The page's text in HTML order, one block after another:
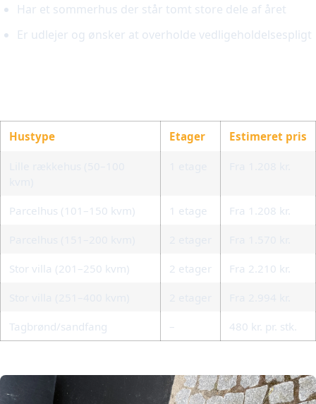
Har et sommerhus der står tomt store dele af året
Er udlejer og ønsker at overholde vedligeholdelsespligt
Hustype Etager Estimeret pris
Parcelhus (101–150 kvm) 1 etage Fra 1.208 kr.
Stor villa (201–250 kvm) 2 etager Fra 2.210 kr.
Tagbrønd/sandfang – 480 kr. pr. stk.